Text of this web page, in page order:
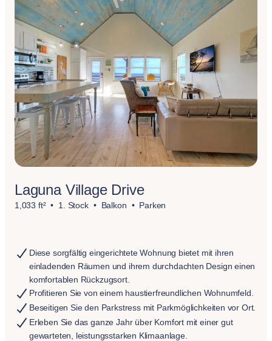
Laguna Village Drive
1,033 ft² 1. Stock Balkon Parken
Diese sorgfältig eingerichtete Wohnung bietet mit ihren
einladenden Räumen und ihrem durchdachten Design einen
komfortablen Rückzugsort.
Profitieren Sie von einem haustierfreundlichen Wohnumfeld.
Beseitigen Sie den Parkstress mit Parkmöglichkeiten vor Ort.
Erleben Sie das ganze Jahr über Komfort mit einer gut
gewarteten, leistungsstarken Klimaanlage.